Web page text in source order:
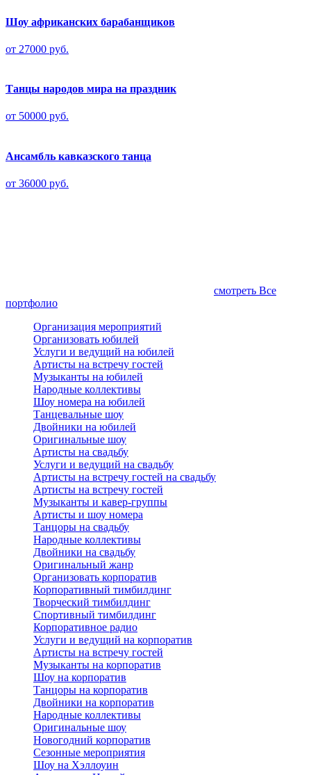
Шоу африканских барабанщиков
от 27000 руб.
Танцы народов мира на праздник
от 50000 руб.
Ансамбль кавказского танца
от 36000 руб.
смотреть Все
портфолио
Организация мероприятий
Организовать юбилей
Услуги и ведущий на юбилей
Артисты на встречу гостей
Музыканты на юбилей
Народные коллективы
Шоу номера на юбилей
Танцевальные шоу
Двойники на юбилей
Оригинальные шоу
Артисты на свадьбу
Услуги и ведущий на свадьбу
Артисты на встречу гостей на свадьбу
Артисты на встречу гостей
Музыканты и кавер-группы
Артисты и шоу номера
Танцоры на свадьбу
Народные коллективы
Двойники на свадьбу
Оригинальный жанр
Организовать корпоратив
Корпоративный тимбилдинг
Творческий тимбилдинг
Спортивный тимбилдинг
Корпоративное радио
Услуги и ведущий на корпоратив
Артисты на встречу гостей
Музыканты на корпоратив
Шоу на корпоратив
Танцоры на корпоратив
Двойники на корпоратив
Народные коллективы
Оригинальные шоу
Новогодний корпоратив
Сезонные мероприятия
Шоу на Хэллоуин